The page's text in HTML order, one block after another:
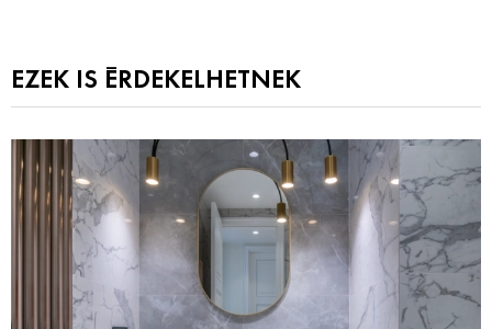
EZEK IS ÉRDEKELHETNEK